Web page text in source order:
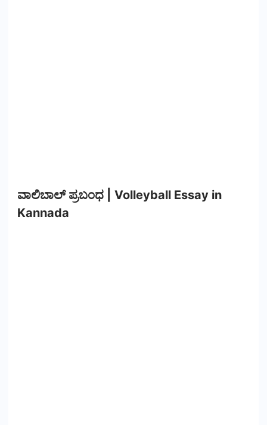
ವಾಲಿಬಾಲ್ ಪ್ರಬಂಧ | Volleyball Essay in
Kannada